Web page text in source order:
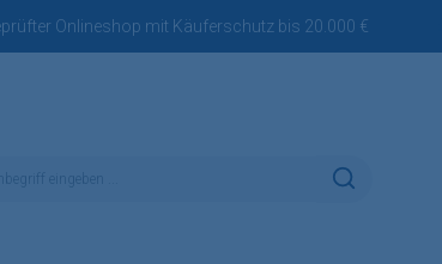
Onlineshop mit Käuferschutz bis 20.000 €